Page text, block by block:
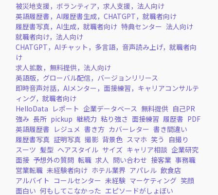
被災地支援，ボランティア，求人支援，法人向け
英語履歴書，AI履歴書生成，CHATGPT，就職者向け
履歴書写真，AI生成，就職者向け 特典センター 法人向け
就職者向け，法人向け
CHATGPT，AIチャット，多言語，音声読み上げ，就職者向
け
求人拡散，無料提供，法人向け
英語版，グローバル配信，バージョンリリース
即時音声対話，AIメンター，面接練習，キャリアコンサルテ
ィング，就職者向け
HelloData レポート 企業データベース 無料提供 自己PR
強み 長所 pickup 継続力 粘り強さ 面接練習 履歴書 PDF
英語履歴書 レジュメ 書き方 カバーレター 書き間違い
履歴書写真 証明写真 撮影 背景色 スマホ 笑う
自撮り
スーツ 髪型 ヘアスタイル サイズ キャリア相談 企業研究
面接 予想外の質問 転職 求人 問い合わせ 接客業 事務職
営業転職 未経験者向け ホテル業界 アパレル 飲食店
アルバイト コールセンター 未経験 マーケティング 笑顔
面白い 何もしてこなかった エピソードがしょぼい